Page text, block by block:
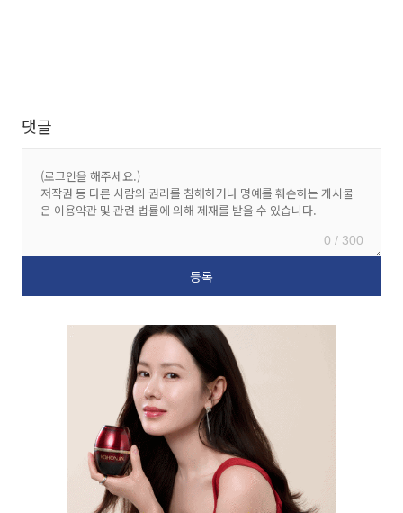
댓글
0 / 300